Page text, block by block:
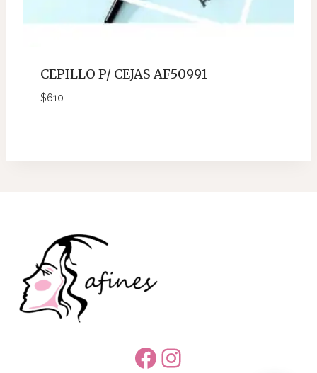
CEPILLO P/ CEJAS AF50991
$610
Facebook
Instagram